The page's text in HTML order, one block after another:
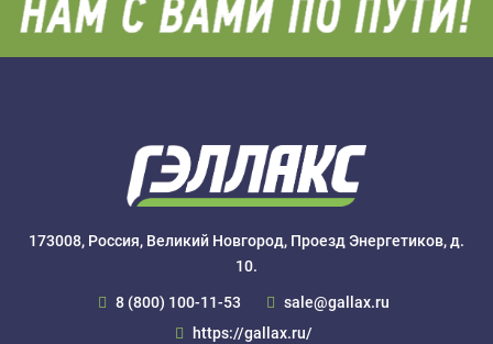
173008, Россия, Великий Новгород, Проезд Энергетиков, д.
10.
8 (800) 100-11-53
sale@gallax.ru
https://gallax.ru/